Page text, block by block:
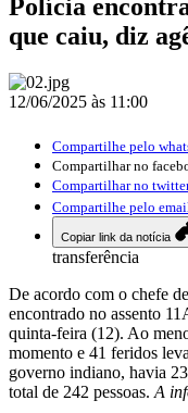
Polícia
que caiu, diz
12/06/2025 às 11:00
Compartilhe pelo
Compartilhar no
Compartilhar no
Compartilhe pelo
Copiar link da notícia
transferência
De acordo com o chefe
encontrado no assento
quinta-feira (12). Ao
momento e 41 feridos
governo indiano, havia
total de 242 pessoas. A